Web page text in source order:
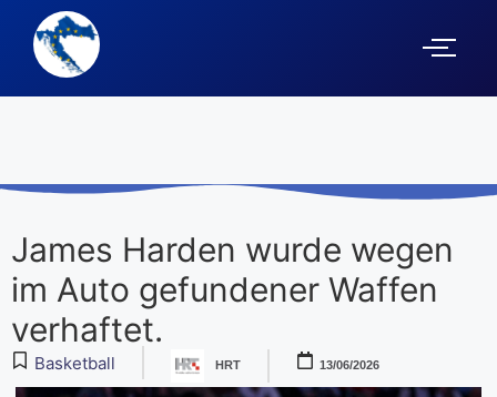
James Harden wurde wegen
im Auto gefundener Waffen
verhaftet.
Basketball HRT 13/06/2026